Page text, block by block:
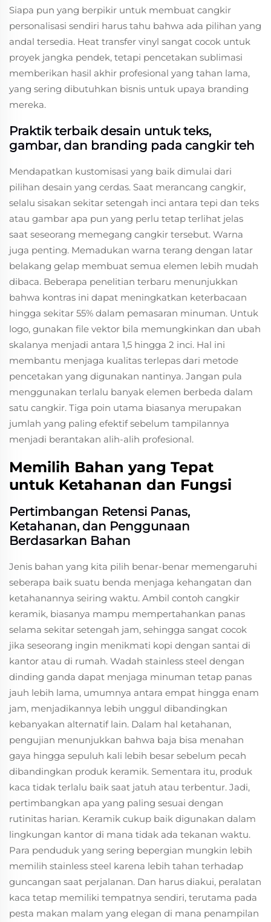
Siapa pun yang berpikir untuk membuat cangkir
personalisasi sendiri harus tahu bahwa ada pilihan yang
andal tersedia. Heat transfer vinyl sangat cocok untuk
proyek jangka pendek, tetapi pencetakan sublimasi
memberikan hasil akhir profesional yang tahan lama,
yang sering dibutuhkan bisnis untuk upaya branding
mereka.
Praktik terbaik desain untuk teks,
gambar, dan branding pada cangkir teh
Mendapatkan kustomisasi yang baik dimulai dari
pilihan desain yang cerdas. Saat merancang cangkir,
selalu sisakan sekitar setengah inci antara tepi dan teks
atau gambar apa pun yang perlu tetap terlihat jelas
saat seseorang memegang cangkir tersebut. Warna
juga penting. Memadukan warna terang dengan latar
belakang gelap membuat semua elemen lebih mudah
dibaca. Beberapa penelitian terbaru menunjukkan
bahwa kontras ini dapat meningkatkan keterbacaan
hingga sekitar 55% dalam pemasaran minuman. Untuk
logo, gunakan file vektor bila memungkinkan dan ubah
skalanya menjadi antara 1,5 hingga 2 inci. Hal ini
membantu menjaga kualitas terlepas dari metode
pencetakan yang digunakan nantinya. Jangan pula
menggunakan terlalu banyak elemen berbeda dalam
satu cangkir. Tiga poin utama biasanya merupakan
jumlah yang paling efektif sebelum tampilannya
menjadi berantakan alih-alih profesional.
Memilih Bahan yang Tepat
untuk Ketahanan dan Fungsi
Pertimbangan Retensi Panas,
Ketahanan, dan Penggunaan
Berdasarkan Bahan
Jenis bahan yang kita pilih benar-benar memengaruhi
seberapa baik suatu benda menjaga kehangatan dan
ketahanannya seiring waktu. Ambil contoh cangkir
keramik, biasanya mampu mempertahankan panas
selama sekitar setengah jam, sehingga sangat cocok
jika seseorang ingin menikmati kopi dengan santai di
kantor atau di rumah. Wadah stainless steel dengan
dinding ganda dapat menjaga minuman tetap panas
jauh lebih lama, umumnya antara empat hingga enam
jam, menjadikannya lebih unggul dibandingkan
kebanyakan alternatif lain. Dalam hal ketahanan,
pengujian menunjukkan bahwa baja bisa menahan
gaya hingga sepuluh kali lebih besar sebelum pecah
dibandingkan produk keramik. Sementara itu, produk
kaca tidak terlalu baik saat jatuh atau terbentur. Jadi,
pertimbangkan apa yang paling sesuai dengan
rutinitas harian. Keramik cukup baik digunakan dalam
lingkungan kantor di mana tidak ada tekanan waktu.
Para penduduk yang sering bepergian mungkin lebih
memilih stainless steel karena lebih tahan terhadap
guncangan saat perjalanan. Dan harus diakui, peralatan
kaca tetap memiliki tempatnya sendiri, terutama pada
pesta makan malam yang elegan di mana penampilan